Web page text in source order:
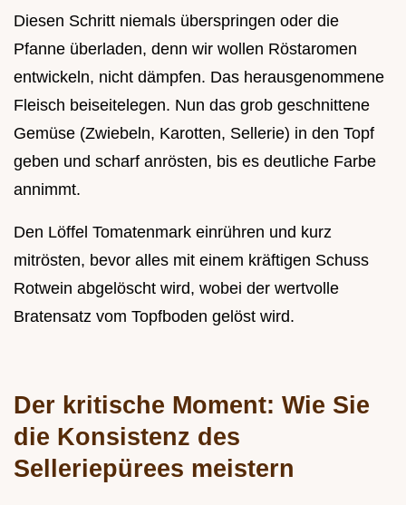
Diesen Schritt niemals überspringen oder die
Pfanne überladen, denn wir wollen Röstaromen
entwickeln, nicht dämpfen. Das herausgenommene
Fleisch beiseitelegen. Nun das grob geschnittene
Gemüse (Zwiebeln, Karotten, Sellerie) in den Topf
geben und scharf anrösten, bis es deutliche Farbe
annimmt.
Den Löffel Tomatenmark einrühren und kurz
mitrösten, bevor alles mit einem kräftigen Schuss
Rotwein abgelöscht wird, wobei der wertvolle
Bratensatz vom Topfboden gelöst wird.
Der kritische Moment: Wie Sie
die Konsistenz des
Selleriepürees meistern